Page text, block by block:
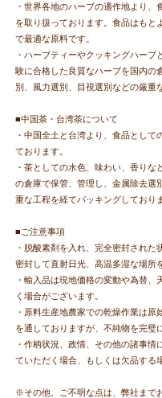
・世界各地のハーブの適作地より
を取り扱っております。食品はもと
で最適な原料です。
・ハーブティーやクッキングハー
験に合格した良質なハーブを国内の
別、風力選別、目視選別などの厳重
■中国茶・台湾茶について
・中国全土と台湾より、食品とし
ております。
・茶としての水色、味わい、香り
の倉庫で保管、管理し、金属除去選
重な工程を経てパッキングしており
■ご注意事項
・脱酸素剤を入れ、完全密封された
密封して直射日光、高温多湿な場所
・輸入品は現地価格の変動や為替
く場合がございます。
・原料生産地農家での乾燥作業は
を通しておりますが、不純物を完璧
・作柄状況、政情、その他の諸事
ていただく場合、もしくは欠品する
※その他、ご不明な点は、弊社まで